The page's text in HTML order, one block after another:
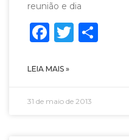
reunião e dia
Facebook
Twitter
LEIA MAIS »
31 de maio de 2013